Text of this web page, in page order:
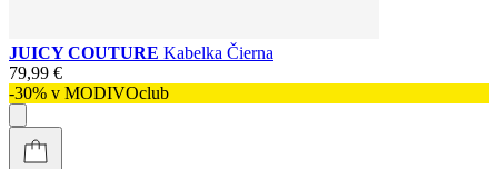
JUICY COUTURE Kabelka Čierna
79,99 €
-30% v MODIVOclub